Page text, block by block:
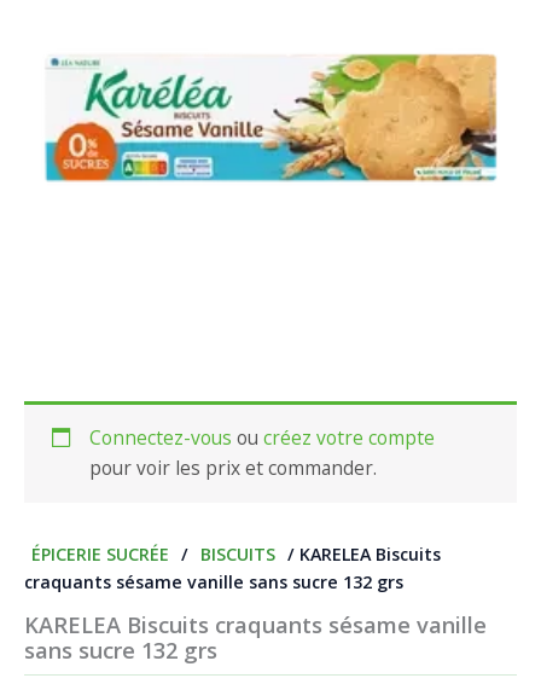
Connectez-vous oucréez votre compte
pour voir les prix et commander.
ÉPICERIE SUCRÉE / BISCUITS / KARELEA Biscuits
craquants sésame vanille sans sucre 132 grs
KARELEA Biscuits craquants sésame vanille
sans sucre 132 grs